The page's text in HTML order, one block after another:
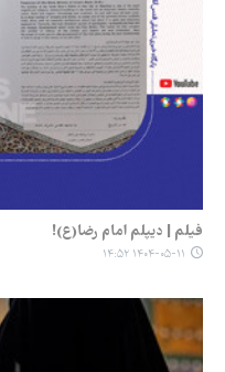
فیلم | دیپلم امام رضا(ع)!
۱۴۰۴-۰۵-۱۱ ۱۴:۵۲